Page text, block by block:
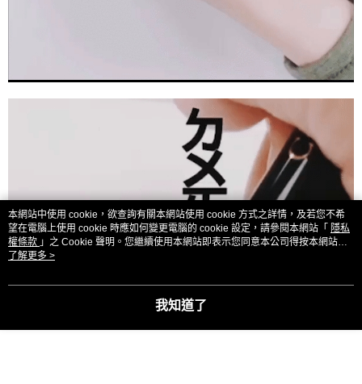
本網站中使用 cookie，欲查詢有關本網站使用 cookie 方式之詳情，及若您不希
望在電腦上使用 cookie 時應如何變更電腦的 cookie 設定，請參閱本網站「 隱私
權條款 」之 Cookie 聲明。您繼續使用本網站即表示您同意本公司得按本網站使
用條款之 Cookie 聲明使用 cookie。
了解更多 >
我知道了